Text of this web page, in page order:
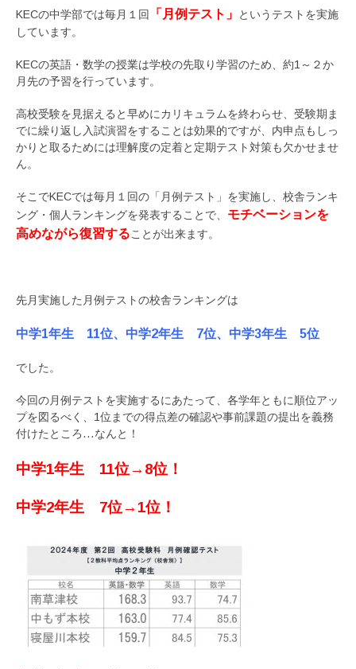
KECの中学部では毎月１回 「月例テスト」
というテストを実施
しています。
KECの英語・数学の授業は学校の先取り学習のため、約1～２か
月先の予習を行っています。
高校受験を見据えると早めにカリキュラムを終わらせ、受験期ま
でに繰り返し入試演習をすることは効果的ですが、内申点もしっ
かりと取るためには理解度の定着と定期テスト対策も欠かせませ
ん。
そこでKECでは毎月１回の「月例テスト」を実施し、校舎ランキ
ング・個人ランキングを発表することで、 モチベーションを
高めながら復習することが出来ます。
先月実施した月例テストの校舎ランキングは
中学1年生 11位、中学2年生 7位、中学3年生 5位
でした。
今回の月例テストを実施するにあたって、各学年ともに順位アッ
プを図るべく、1位までの得点差の確認や事前課題の提出を義務
付けたところ…なんと！
中学1年生 11位→8位！
中学2年生 7位→1位！